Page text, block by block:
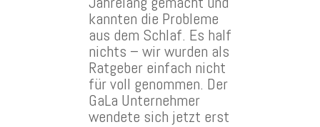
kannten die Probleme
aus dem Schlaf. Es half
nichts – wir wurden als
Ratgeber einfach nicht
für voll genommen. Der
GaLa Unternehmer
wendete sich jetzt erst